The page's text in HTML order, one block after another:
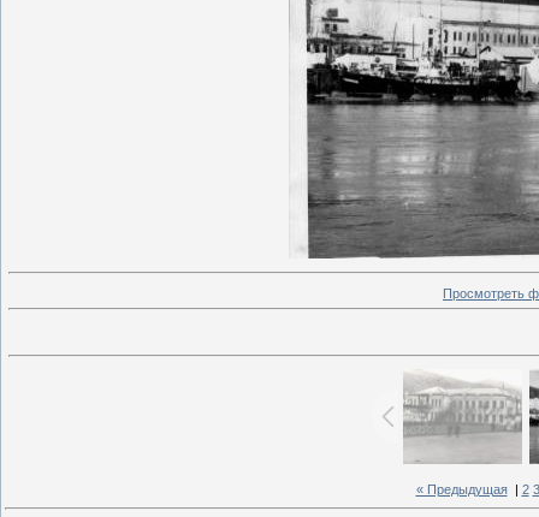
Просмотреть
« Предыдущая| 2 3